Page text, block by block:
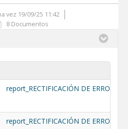
vez 19/09/25 11:42
8 Documentos
report_RECTIFICACIÓN DE ERRORES